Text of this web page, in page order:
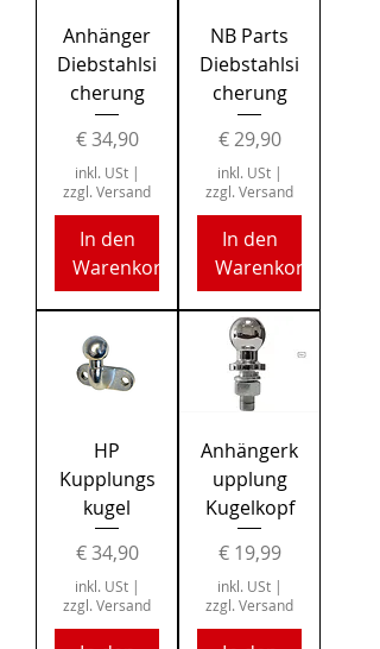
Anhänger
Diebstahlsi
cherung
Preis
€ 34,90
inkl. USt|
zzgl. Versand
In den
Warenkorb
NB Parts
Diebstahlsi
cherung
Preis
€ 29,90
inkl. USt|
zzgl. Versand
In den
Warenkorb
HP
Kupplungs
kugel
Preis
€ 34,90
inkl. USt|
zzgl. Versand
Anhängerk
upplung
Kugelkopf
Preis
€ 19,99
inkl. USt|
zzgl. Versand